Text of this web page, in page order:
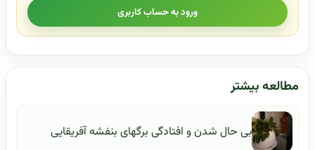
ورود به حساب کاربری
مطالعه بیشتر
بی حال شدن و افتادگی برگهای بنفشه آفریقایی